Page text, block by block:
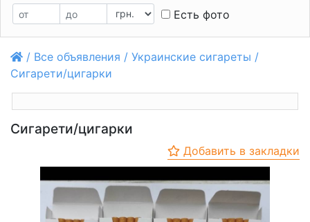
Есть фото
/ Все объявления / Украинские сигареты /
Сигарети/цигарки
Сигарети/цигарки
Добавить в закладки